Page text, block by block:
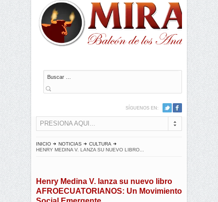
Buscar
SÍGUENOS EN:
PRESIONA AQUI...
INICIO NOTICIAS
CULTURA
HENRY MEDINA V. LANZA SU NUEVO LIBRO...
Henry Medina V. lanza su nuevo libro
AFROECUATORIANOS: Un Movimiento